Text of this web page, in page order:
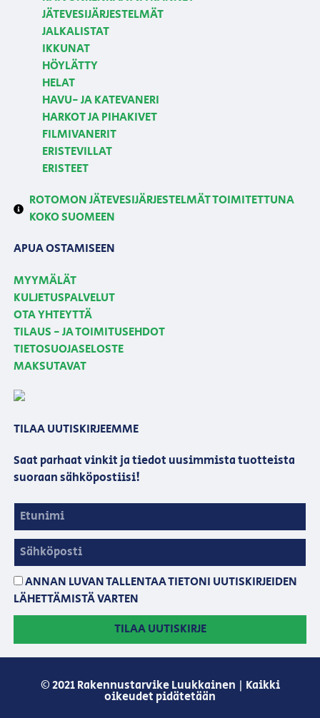
JÄTEVESIJÄRJESTELMÄT
JALKALISTAT
IKKUNAT
HÖYLÄTTY
HELAT
HAVU- JA KATEVANERI
HARKOT JA PIHAKIVET
FILMIVANERIT
ERISTEVILLAT
ERISTEET
ROTOMON JÄTEVESIJÄRJESTELMÄT TOIMITETTUNA
KOKO SUOMEEN
APUA OSTAMISEEN
MYYMÄLÄT
KULJETUSPALVELUT
OTA YHTEYTTÄ
TILAUS - JA TOIMITUSEHDOT
TIETOSUOJASELOSTE
MAKSUTAVAT
TILAA UUTISKIRJEEMME
Saat parhaat vinkit ja tiedot uusimmista tuotteista
suoraan sähköpostiisi!
ANNAN LUVAN TALLENTAA TIETONI UUTISKIRJEIDEN
LÄHETTÄMISTÄ VARTEN
TILAA UUTISKIRJE
© 2021 Rakennustarvike Luukkainen | Kaikki
oikeudet pidätetään